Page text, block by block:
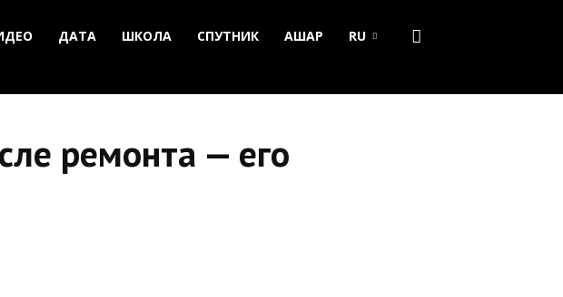
ДАТА ШКОЛА СПУТНИК АШАР RU
ремонта — его